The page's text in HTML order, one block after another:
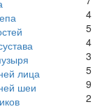
4
5
4
3
5
лица
9
шеи
2